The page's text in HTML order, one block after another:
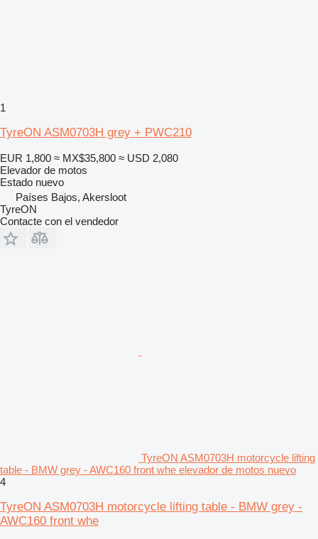
1
TyreON ASM0703H grey + PWC210
EUR 1,800 ≈ MX$35,800 ≈ USD 2,080
Elevador de motos
Estado nuevo
Países Bajos, Akersloot
TyreON
Contacte con el vendedor
TyreON ASM0703H motorcycle lifting
table - BMW grey - AWC160 front whe elevador de motos nuevo
4
TyreON ASM0703H motorcycle lifting table - BMW grey -
AWC160 front whe